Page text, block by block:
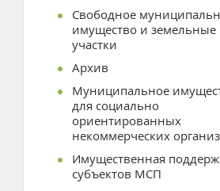
Свободное
имущество и земельные
участки
Архив
Муниципальное
для социально
ориентированных
некоммерческих
Имущественная
субъектов МСП